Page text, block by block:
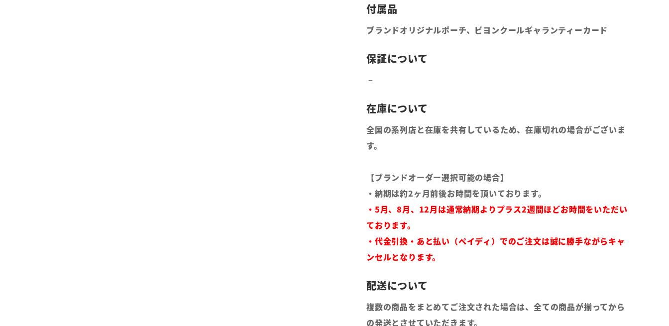
ブランドオリジナルポーチ、ビヨンクールギャランティーカード
全国の系列店と在庫を共有しているため、在庫切れの場合がございま
す。
【ブランドオーダー選択可能の場合】
・納期は約2ヶ月前後お時間を頂いております。
・5月、8月、12月は通常納期よりプラス2週間ほどお時間をいただい
ております。
・代金引換・あと払い（ペイディ）でのご注文は誠に勝手ながらキャ
ンセルとなります。
複数の商品をまとめてご注文された場合は、全ての商品が揃ってから
の発送とさせていただきます。